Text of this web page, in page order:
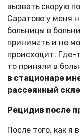
вызвать скорую
Саратове у меня
больницы в
принимать и не
происходит. Где-
то приняли в
в стационаре
рассеянный
Рецидив после
После того, как я